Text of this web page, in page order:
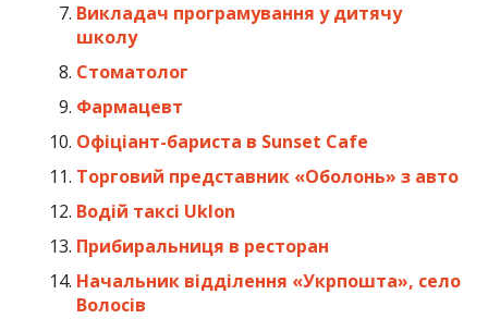
Викладач програмування у дитячу
школу
Стоматолог
Фармацевт
Офіціант-бариста в Sunset Cafe
Торговий представник «Оболонь» з авто
Водій таксі Uklon
Прибиральниця в ресторан
Начальник відділення «Укрпошта», село
Волосів